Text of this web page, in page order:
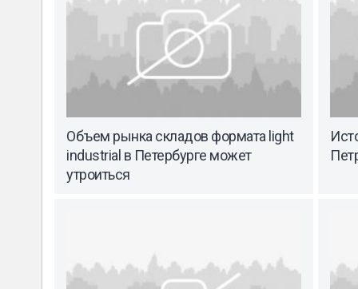
Объем рынка складов формата light
industrial в Петербурге может
утроиться